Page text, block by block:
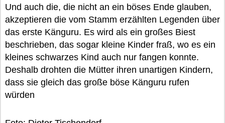
Und auch die, die nicht an ein böses Ende glauben,
akzeptieren die vom Stamm erzählten Legenden über
das erste Känguru. Es wird als ein großes Biest
beschrieben, das sogar kleine Kinder fraß, wo es ein
kleines schwarzes Kind auch nur fangen konnte.
Deshalb drohten die Mütter ihren unartigen Kindern,
dass sie gleich das große böse Känguru rufen
würden